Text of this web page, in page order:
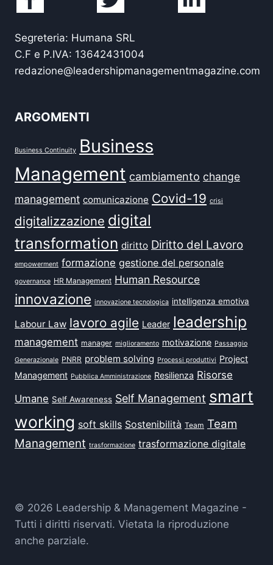
Segreteria: Humana SRL
C.F e P.IVA: 13642431004
redazione@leadershipmanagementmagazine.com
ARGOMENTI
Business Continuity Business
Management cambiamento change
management comunicazione Covid-19 crisi
digitalizzazione digital
transformation diritto Diritto del Lavoro
empowerment formazione gestione del personale
governance HR Management Human Resource
innovazione innovazione tecnologica intelligenza emotiva
Labour Law lavoro agile Leader leadership
management manager miglioramento motivazione Passaggio
Generazionale PNRR problem solving Processi produttivi Project
Management Pubblica Amministrazione Resilienza Risorse
Umane Self Awareness Self Management smart
working soft skills Sostenibilità Team Team
Management trasformazione trasformazione digitale
© 2026 Leadership & Management Magazine -
Tutti i diritti riservati. Vietata la riproduzione
anche parziale.